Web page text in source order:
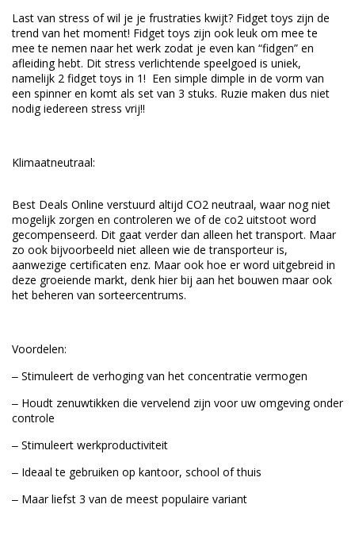
Last van stress of wil je je frustraties kwijt? Fidget toys zijn de
trend van het moment! Fidget toys zijn ook leuk om mee te
mee te nemen naar het werk zodat je even kan “fidgen” en
afleiding hebt. Dit stress verlichtende speelgoed is uniek,
namelijk 2 fidget toys in 1! Een simple dimple in de vorm van
een spinner en komt als set van 3 stuks. Ruzie maken dus niet
nodig iedereen stress vrij!!
Klimaatneutraal:
Best Deals Online verstuurd altijd CO2 neutraal, waar nog niet
mogelijk zorgen en controleren we of de co2 uitstoot word
gecompenseerd. Dit gaat verder dan alleen het transport. Maar
zo ook bijvoorbeeld niet alleen wie de transporteur is,
aanwezige certificaten enz. Maar ook hoe er word uitgebreid in
deze groeiende markt, denk hier bij aan het bouwen maar ook
het beheren van sorteercentrums.
Voordelen:
‒ Stimuleert de verhoging van het concentratie vermogen
‒ Houdt zenuwtikken die vervelend zijn voor uw omgeving onder
controle
‒ Stimuleert werkproductiviteit
‒ Ideaal te gebruiken op kantoor, school of thuis
‒ Maar liefst 3 van de meest populaire variant